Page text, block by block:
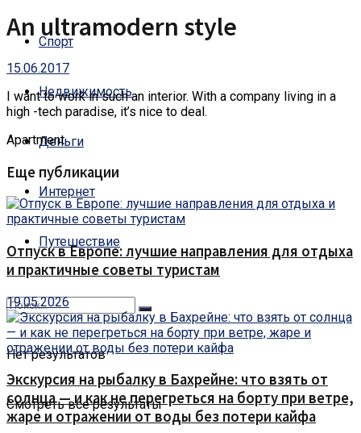
Спорт
Недвижимость
Деньги
Интернет
Путешествие
Нет результатов
Смотреть все результаты
An ultramodern style
15.06.2017
I want to work in such an interior. With a company living in a
high -tech paradise, it’s nice to deal.
Apartment
Еще публикации
Отпуск в Европе: лучшие направления для отдыха
и практичные советы туристам
19.05.2026
Экскурсия на рыбалку в Бахрейне: что взять от
солнца — и как не перегреться на борту при ветре,
жаре и отражении от воды без потери кайфа